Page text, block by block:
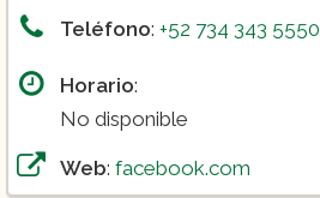
Teléfono: +52 734 343 5550
Horario:
No disponible
Web: facebook.com